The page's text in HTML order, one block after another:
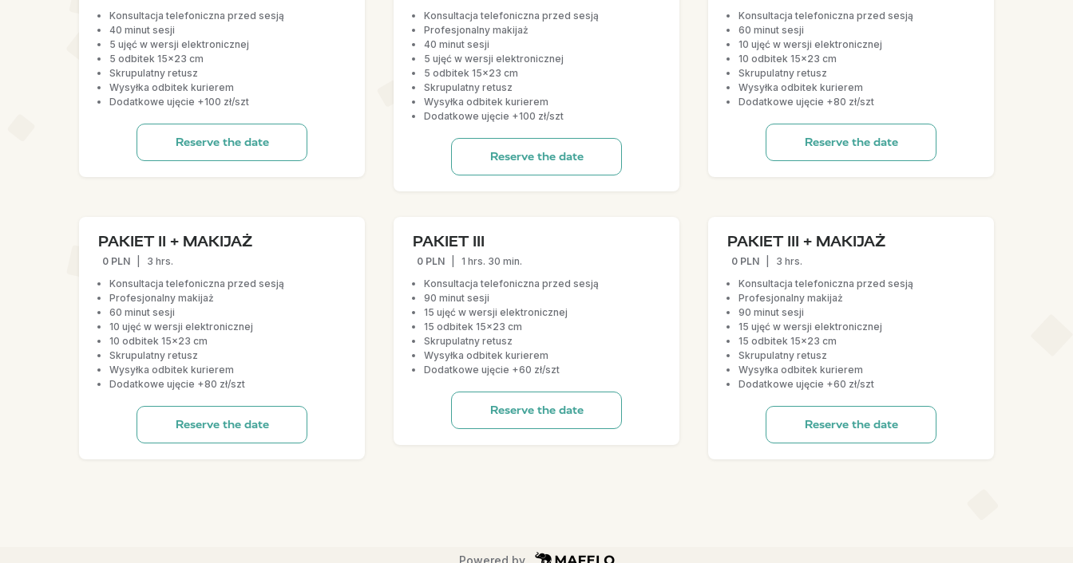
Konsultacja telefoniczna przed sesją
40 minut sesji
5 ujęć w wersji elektronicznej
5 odbitek 15x23 cm
Skrupulatny retusz
Wysyłka odbitek kurierem
Dodatkowe ujęcie +100 zł/szt
Reserve the date
Konsultacja telefoniczna przed sesją
Profesjonalny makijaż
40 minut sesji
5 ujęć w wersji elektronicznej
5 odbitek 15x23 cm
Skrupulatny retusz
Wysyłka odbitek kurierem
Dodatkowe ujęcie +100 zł/szt
Reserve the date
Konsultacja telefoniczna przed sesją
60 minut sesji
10 ujęć w wersji elektronicznej
10 odbitek 15x23 cm
Skrupulatny retusz
Wysyłka odbitek kurierem
Dodatkowe ujęcie +80 zł/szt
Reserve the date
PAKIET II + MAKIJAŻ
0 PLN
3 hrs.
Konsultacja telefoniczna przed sesją
Profesjonalny makijaż
60 minut sesji
10 ujęć w wersji elektronicznej
10 odbitek 15x23 cm
Skrupulatny retusz
Wysyłka odbitek kurierem
Dodatkowe ujęcie +80 zł/szt
Reserve the date
PAKIET III
0 PLN
1 hrs. 30 min.
Konsultacja telefoniczna przed sesją
90 minut sesji
15 ujęć w wersji elektronicznej
15 odbitek 15x23 cm
Skrupulatny retusz
Wysyłka odbitek kurierem
Dodatkowe ujęcie +60 zł/szt
Reserve the date
PAKIET III + MAKIJAŻ
0 PLN
3 hrs.
Konsultacja telefoniczna przed sesją
Profesjonalny makijaż
90 minut sesji
15 ujęć w wersji elektronicznej
15 odbitek 15x23 cm
Skrupulatny retusz
Wysyłka odbitek kurierem
Dodatkowe ujęcie +60 zł/szt
Reserve the date
Powered by